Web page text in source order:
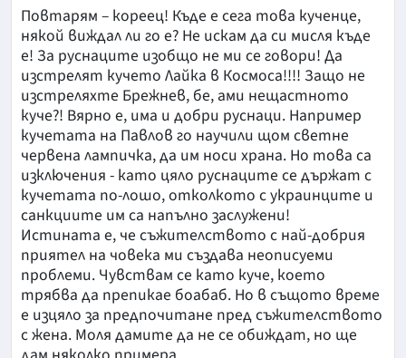
Повтарям – кореец! Къде е сега това кученце,
някой виждал ли го е? Не искам да си мисля къде
е! За руснаците изобщо не ми се говори! Да
изстрелят кучето Лайка в Космоса!!!! Защо не
изстреляхте Брежнев, бе, ами нещастното
куче?! Вярно е, има и добри руснаци. Например
кучетата на Павлов го научили щом светне
червена лампичка, да им носи храна. Но това са
изключения - като цяло руснаците се държат с
кучетата по-лошо, отколкото с украинците и
санкциите им са напълно заслужени!
Истината е, че съжителството с най-добрия
приятел на човека ми създава неописуеми
проблеми. Чувствам се като куче, което
трябва да препикае боабаб. Но в същото време
е изцяло за предпочитане пред съжителството
с жена. Моля дамите да не се обиждат, но ще